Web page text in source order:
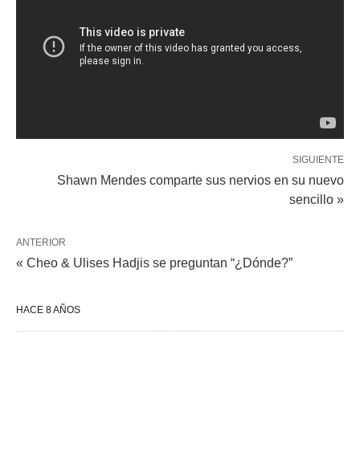
SIGUIENTE
Shawn Mendes comparte sus nervios en su nuevo
sencillo »
ANTERIOR
« Cheo & Ulises Hadjis se preguntan “¿Dónde?”
HACE 8 AÑOS